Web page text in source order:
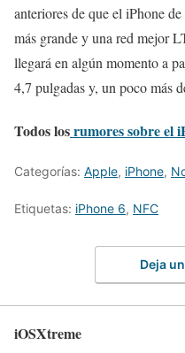
anteriores de que el iPhone
más grande y una red mejor
llegará en algún momento a
4,7 pulgadas y, un poco más
Todos losrumores sobre el
Categorías: Apple, iPhone,
Etiquetas: iPhone 6, NFC
Deja
iOSXtreme